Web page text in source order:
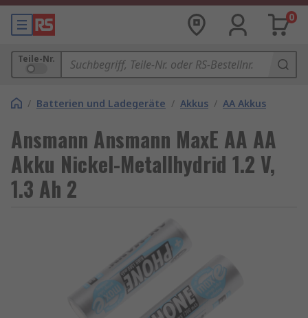
0
Teile-Nr.
/ Batterien und Ladegeräte / Akkus / AA Akkus
Ansmann Ansmann MaxE AA AA
Akku Nickel-Metallhydrid 1.2 V,
1.3 Ah 2